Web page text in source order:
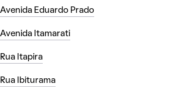
Avenida Eduardo Prado
Avenida Itamarati
Rua Itapira
Rua Ibiturama